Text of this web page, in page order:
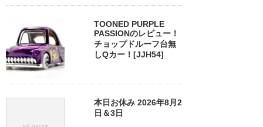
TOONED PURPLE
PASSIONのレビュー！
チョップドルーフ台無
しQカー！[JJH54]
本日お休み 2026年8月2
日＆3日